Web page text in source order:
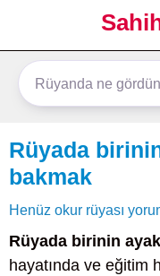
Rüyada
bakmak
Henüz okur rüyası
Rüyada birinin
hayatında ve eğitim